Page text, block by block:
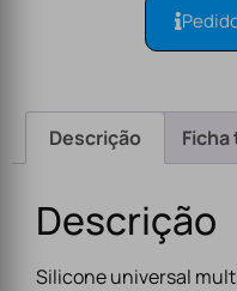
Descrição
Descrição
Silicone universal